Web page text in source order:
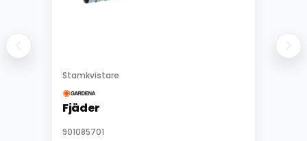
Stamkvistare
Fjäder
901085701